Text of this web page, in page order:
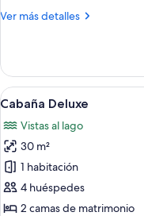
de
Ver más detalles
Más
Deluxe,
bañera
de
Abrir
todas
las
fotos
de
Cabaña
Deluxe
13
Cabaña Deluxe
Vistas al lago
30 m²
1 habitación
4 huéspedes
2 camas de matrimonio